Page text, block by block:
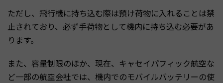
ただし、飛行機に持ち込む際は預け荷物に入れることは禁
止されており、必ず手荷物として機内に持ち込む必要があ
ります。
また、容量制限のほか、現在、キャセイパフィック航空な
ど一部の航空会社では、機内でのモバイルバッテリーの使